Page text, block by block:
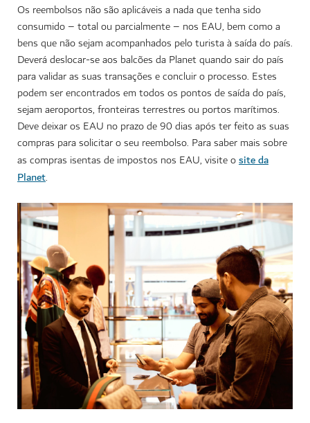
Os reembolsos não são aplicáveis a nada que tenha sido
consumido – total ou parcialmente – nos EAU, bem como a
bens que não sejam acompanhados pelo turista à saída do país.
Deverá deslocar-se aos balcões da Planet quando sair do país
para validar as suas transações e concluir o processo. Estes
podem ser encontrados em todos os pontos de saída do país,
sejam aeroportos, fronteiras terrestres ou portos marítimos.
Deve deixar os EAU no prazo de 90 dias após ter feito as suas
compras para solicitar o seu reembolso. Para saber mais sobre
as compras isentas de impostos nos EAU, visite osite da
Planet.